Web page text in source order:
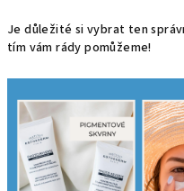
Je důležité si vybrat ten
tím vám rády pomůžeme!